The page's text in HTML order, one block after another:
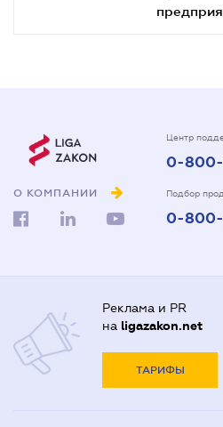
О КОМПАНИИ
Центр
0-800-
Подбор
0-800-
Реклама и PR
на ligazakon.net
ТАРИФЫ